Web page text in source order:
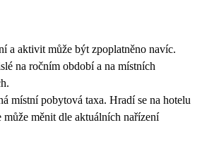
a aktivit může být zpoplatněno navíc.
na ročním období a na místních
místní pobytová taxa. Hradí se na hotelu
měnit dle aktuálních nařízení